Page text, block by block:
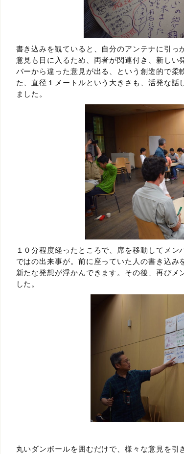
書き込みを観ていると、自分のアンテナに引っ
意見も目に入るため、両者が関連付き、新し
バーから違った意見が出る、という創造的で柔
た、直径１メートルという大きさも、活発な
ました。
１０分程度経ったところで、席を移動してメ
ではの出来事が。前に座っていた人の書き込
新たな発想が浮かんできます。その後、再びメ
した。
丸いダンボールを囲むだけで、様々な意見を引